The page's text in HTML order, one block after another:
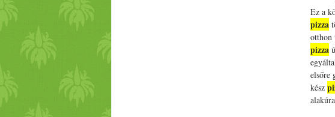
Ez a
pizza
otthon
pizza
elsőre
kész